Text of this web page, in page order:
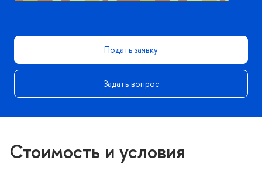
Подать заявку
Задать вопрос
Стоимость и условия